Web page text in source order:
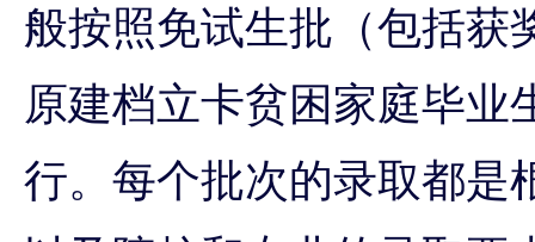
般按照免试生批（包括获
原建档立卡贫困家庭毕业
行。每个批次的录取都是